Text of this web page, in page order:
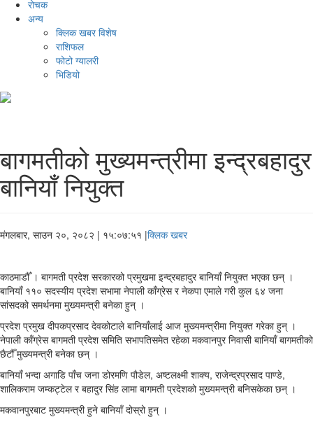
रोचक
अन्य
क्लिक खबर विशेष
राशिफल
फोटो ग्यालरी
भिडियो
बागमतीको मुख्यमन्त्रीमा इन्द्रबहादुर
बानियाँ नियुक्त
मंगलबार, साउन २०, २०८२ | १५:०७:५१ |क्लिक खबर
काठमाडौँ । बागमती प्रदेश सरकारको प्रमुखमा इन्द्रबहादुर बानियाँ नियुक्त भएका छन् ।
बानियाँ ११० सदस्यीय प्रदेश सभामा नेपाली काँग्रेस र नेकपा एमाले गरी कुल ६४ जना
सांसदको समर्थनमा मुख्यमन्त्री बनेका हुन् ।
प्रदेश प्रमुख दीपकप्रसाद देवकोटाले बानियाँलाई आज मुख्यमन्त्रीमा नियुक्त गरेका हुन् ।
नेपाली काँग्रेस बागमती प्रदेश समिति सभापतिसमेत रहेका मकवानपुर निवासी बानियाँ बागमतीको
छैटौँ मुख्यमन्त्री बनेका छन् ।
बानियाँ भन्दा अगाडि पाँच जना डोरमणि पौडेल, अष्टलक्ष्मी शाक्य, राजेन्द्रप्रसाद पाण्डे,
शालिकराम जम्कट्टेल र बहादुर सिंह लामा बागमती प्रदेशको मुख्यमन्त्री बनिसकेका छन् ।
मकवानपुरबाट मुख्यमन्त्री हुने बानियाँ दोस्रो हुन् ।